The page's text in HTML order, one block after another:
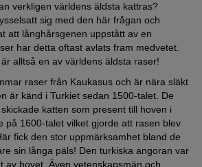
verkligen världens äldsta kattras?
sig med den här frågan och
att långhårsgenen uppstått av en
har detta oftast avlats fram medvetet.
alltså en av världens äldsta raser!
raser från Kaukasus och är nära släkt
är känd i Turkiet sedan 1500-talet. De
katten som present till hoven i
på 1600-talet vilket gjorde att rasen blev
fick den stor uppmärksamhet bland de
sin långa päls! Den turkiska angoran var
av hovet. Även vetenskapsmän och